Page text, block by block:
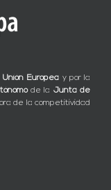
Unión Europea y por la
de la Junta de
de la competitividad